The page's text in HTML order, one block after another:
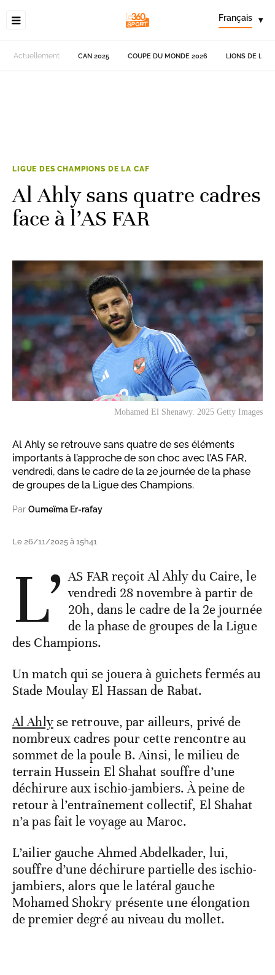
Français ▾
Actuellement CAN 2025 COUPE DU MONDE 2026 LIONS DE
LIGUE DES CHAMPIONS DE LA CAF
Al Ahly sans quatre cadres
face à l’AS FAR
Mohamed El Shenawy. 2025 Getty Images
Al Ahly se retrouve sans quatre de ses éléments
importants à l’approche de son choc avec l’AS FAR,
vendredi, dans le cadre de la 2e journée de la phase
de groupes de la Ligue des Champions.
Par Oumeïma Er-rafay
Le 26/11/2025 à 15h41
L’ AS FAR reçoit Al Ahly du Caire, le
vendredi 28 novembre à partir de
20h, dans le cadre de la 2e journée
de la phase de groupes de la Ligue
des Champions.
Un match qui se jouera à guichets fermés au
Stade Moulay El Hassan de Rabat.
Al Ahlyse retrouve, par ailleurs, privé de
nombreux cadres pour cette rencontre au
sommet de la poule B. Ainsi, le milieu de
terrain Hussein El Shahat souffre d’une
déchirure aux ischio-jambiers. À peine de
retour à l’entraînement collectif, El Shahat
n’a pas fait le voyage au Maroc.
L’ailier gauche Ahmed Abdelkader, lui,
souffre d’une déchirure partielle des ischio-
jambiers, alors que le latéral gauche
Mohamed Shokry présente une élongation
de premier degré au niveau du mollet.